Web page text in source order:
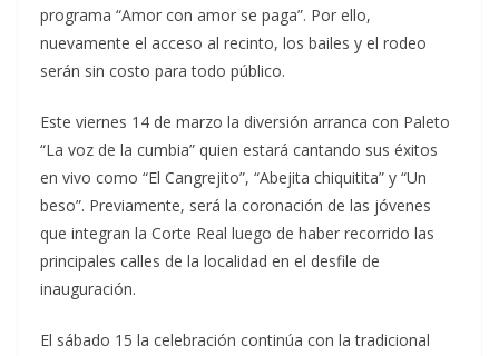
programa “Amor con amor se paga”. Por ello,
nuevamente el acceso al recinto, los bailes y el rodeo
serán sin costo para todo público.
Este viernes 14 de marzo la diversión arranca con Paleto
“La voz de la cumbia” quien estará cantando sus éxitos
en vivo como “El Cangrejito”, “Abejita chiquitita” y “Un
beso”. Previamente, será la coronación de las jóvenes
que integran la Corte Real luego de haber recorrido las
principales calles de la localidad en el desfile de
inauguración.
El sábado 15 la celebración continúa con la tradicional